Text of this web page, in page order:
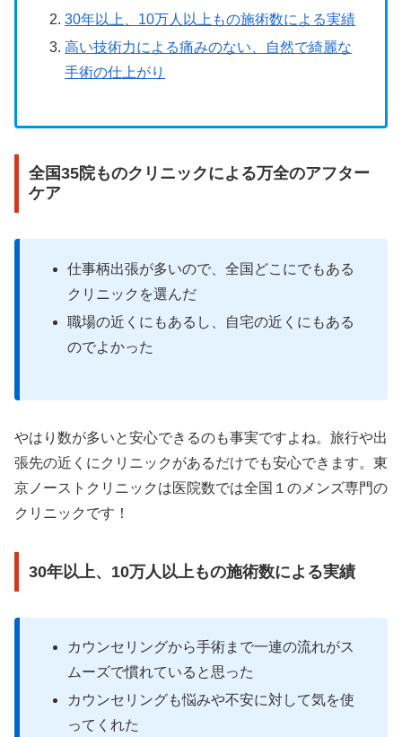
30年以上、10万人以上もの施術数による実績
高い技術力による痛みのない、自然で綺麗な
手術の仕上がり
全国35院ものクリニックによる万全のアフター
ケア
仕事柄出張が多いので、全国どこにでもある
クリニックを選んだ
職場の近くにもあるし、自宅の近くにもある
のでよかった
やはり数が多いと安心できるのも事実ですよね。旅行や出
張先の近くにクリニックがあるだけでも安心できます。東
京ノーストクリニックは医院数では全国１のメンズ専門の
クリニックです！
30年以上、10万人以上もの施術数による実績
カウンセリングから手術まで一連の流れがス
ムーズで慣れていると思った
カウンセリングも悩みや不安に対して気を使
ってくれた